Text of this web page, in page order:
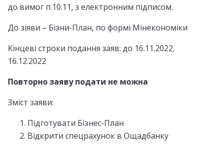
до вимог п.10.11, з електронним підписом.
До зіяви – Бізни-План, по формі Мінекономіки
Кінцеві строки подання заяв: до 16.11.2022,
16.12.2022
Повторно заяву подати не можна
Зміст заяви:
Підготувати Бізнес-План
Відкрити спецрахунок в Ощадбанку